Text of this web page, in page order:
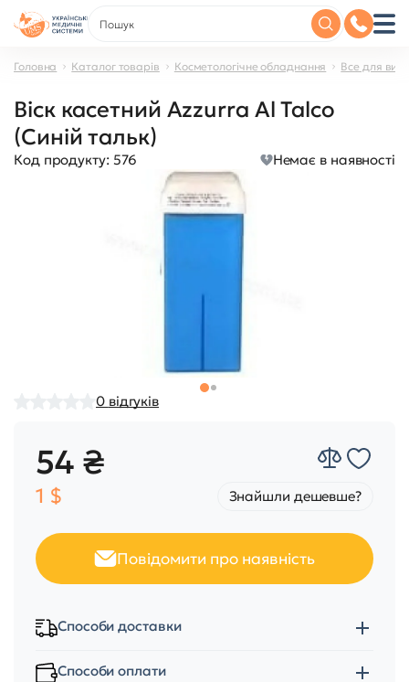
Головна Каталог товарів Косметологічне обладнання Все для
Віск касетний Azzurra Al Talco
(Синій тальк)
Код продукту: 576 Немає в наявності
0 відгуків
54 ₴
1 $ Знайшли дешевше?
Повідомити про наявність
Способи доставки
Способи оплати